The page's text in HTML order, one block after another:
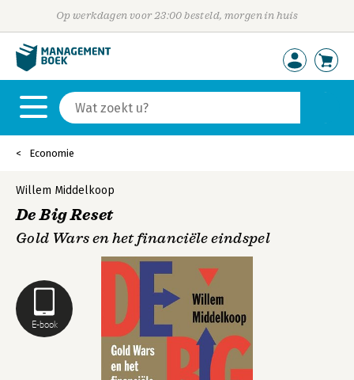
Op werkdagen voor 23:00 besteld, morgen in huis
Economie
E-book
Willem Middelkoop
De Big Reset
Gold Wars en het financiële eindspel